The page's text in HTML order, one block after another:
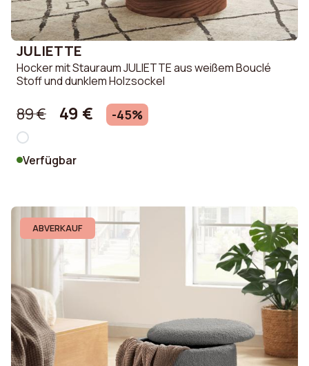
JULIETTE
Hocker mit Stauraum JULIETTE aus weißem Bouclé
Stoff und dunklem Holzsockel
89 € 49 € -45%
Verfügbar
ABVERKAUF